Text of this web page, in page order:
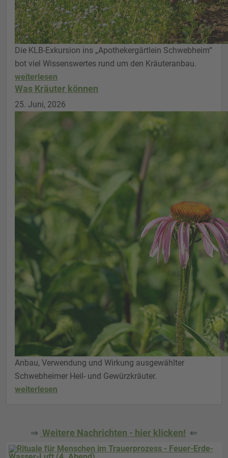
Die KLB-Exkursion ins „Apothekergärtlein Schwebheim“
bot viel Wissenswertes rund um den Kräuteranbau.
weiterlesen
Was Kräuter können
25. Juni, 2026
Anbau, Verwendung und Wirkung ausgewählter
Schwebheimer Heil- und Gewürzkräuter.
weiterlesen
⇒ Weitere Nachrichten - hier klicken! ⇐